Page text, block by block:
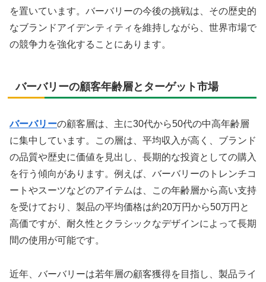
を置いています。バーバリーの今後の挑戦は、その歴史的
なブランドアイデンティティを維持しながら、世界市場で
の競争力を強化することにあります。
バーバリーの顧客年齢層とターゲット市場
バーバリーの顧客層は、主に30代から50代の中高年齢層
に集中しています。この層は、平均収入が高く、ブランド
の品質や歴史に価値を見出し、長期的な投資としての購入
を行う傾向があります。例えば、バーバリーのトレンチコ
ートやスーツなどのアイテムは、この年齢層から高い支持
を受けており、製品の平均価格は約20万円から50万円と
高価ですが、耐久性とクラシックなデザインによって長期
間の使用が可能です。
近年、バーバリーは若年層の顧客獲得を目指し、製品ライ